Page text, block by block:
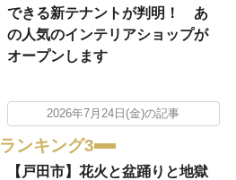
できる新テナントが判明！ あ
の人気のインテリアショップが
オープンします
2026年7月24日(金)の記事
ランキング3
【戸田市】花火と盆踊りと地獄